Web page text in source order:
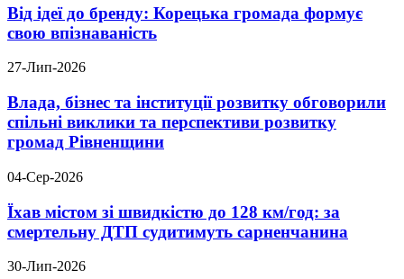
Від ідеї до бренду: Корецька громада формує
свою впізнаваність
27-Лип-2026
Влада, бізнес та інституції розвитку обговорили
спільні виклики та перспективи розвитку
громад Рівненщини
04-Сер-2026
Їхав містом зі швидкістю до 128 км/год: за
смертельну ДТП судитимуть сарненчанина
30-Лип-2026